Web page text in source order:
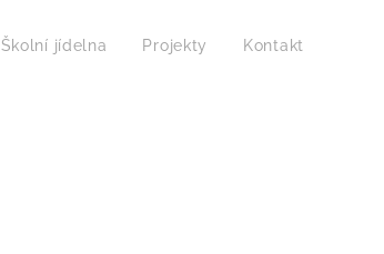
Školní jídelna Projekty Kontakt